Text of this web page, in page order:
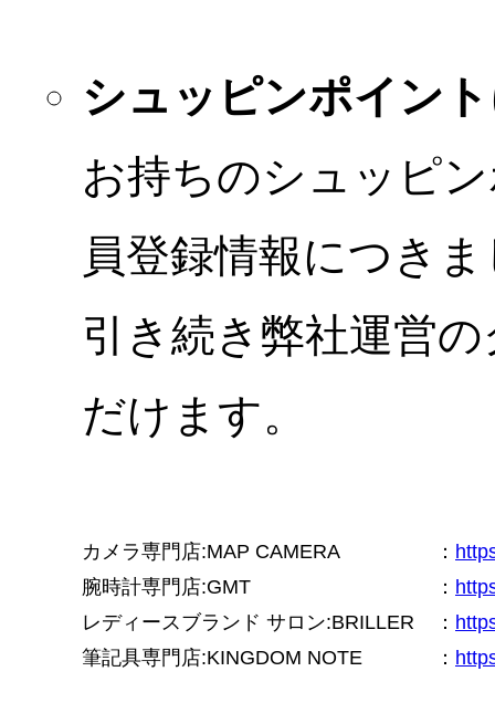
シュッピンポイン
お持ちのシュッピ
員登録情報につき
引き続き弊社運営
だけます。
カメラ専門店:MAP CAMERA ：
腕時計専門店:GMT
：
レディースブランド サロン:BRILLER
：
筆記具専門店:KINGDOM NOTE
：